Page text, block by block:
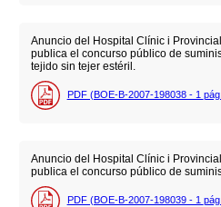
Anuncio del Hospital Clínic i
publica el concurso público de
tejido sin tejer estéril.
PDF (BOE-B-2007-198038 - 1 pág.
Anuncio del Hospital Clínic i
publica el concurso público de
PDF (BOE-B-2007-198039 - 1 pág.